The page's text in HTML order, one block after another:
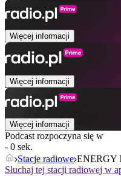
Więcej informacji
Więcej informacji
Więcej informacji
Podcast rozpoczyna się w
- 0 sek.
Stacje radiowe ENERGY
Słuchaj tej stacji radiowej w